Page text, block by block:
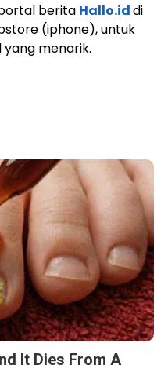
berita Hallo.iddi
(iphone), untuk
menarik.
It Dies From A